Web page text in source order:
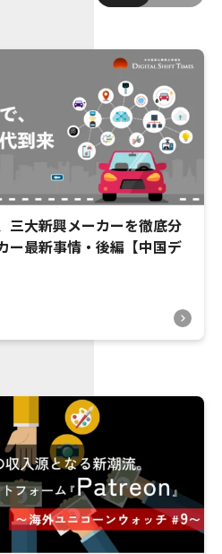
三大新興メーカーを徹底分
ー最新事情・後編【中国デ